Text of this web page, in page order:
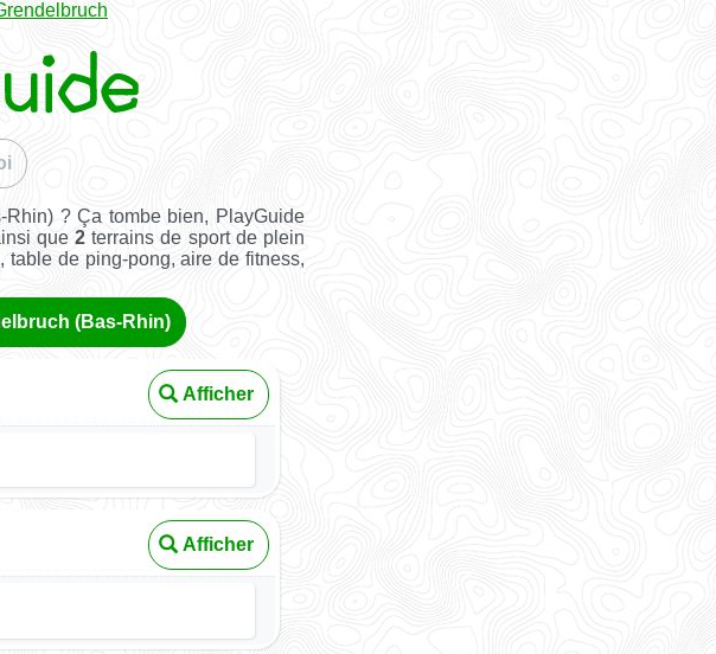
? Ça tombe bien, PlayGuide
que2 terrains de sport de plein
table de ping-pong, aire de fitness,
(Bas-Rhin)
Afficher
Afficher